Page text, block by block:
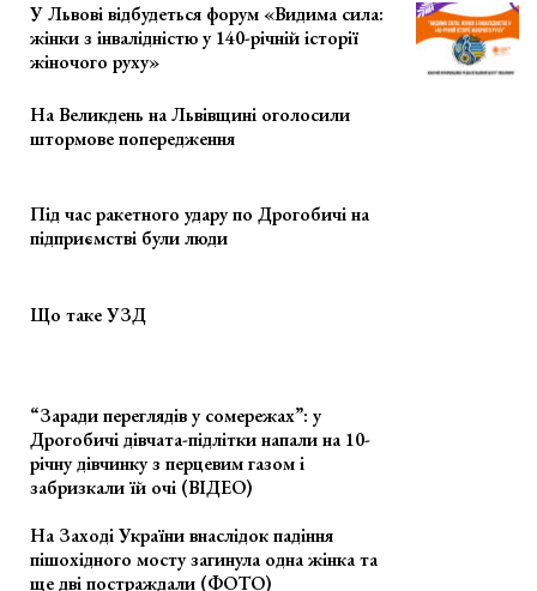
У Львові відбудеться форум «Видима сила:
жінки з інвалідністю у 140-річній історії
жіночого руху»
На Великдень на Львівщині оголосили
штормове попередження
Під час ракетного удару по Дрогобичі на
підприємстві були люди
Що таке УЗД
“Заради переглядів у сомережах”: у
Дрогобичі дівчата-підлітки напали на 10-
річну дівчинку з перцевим газом і
забризкали їй очі (ВІДЕО)
На Заході України внаслідок падіння
пішохідного мосту загинула одна жінка та
ще дві постраждали (ФОТО)